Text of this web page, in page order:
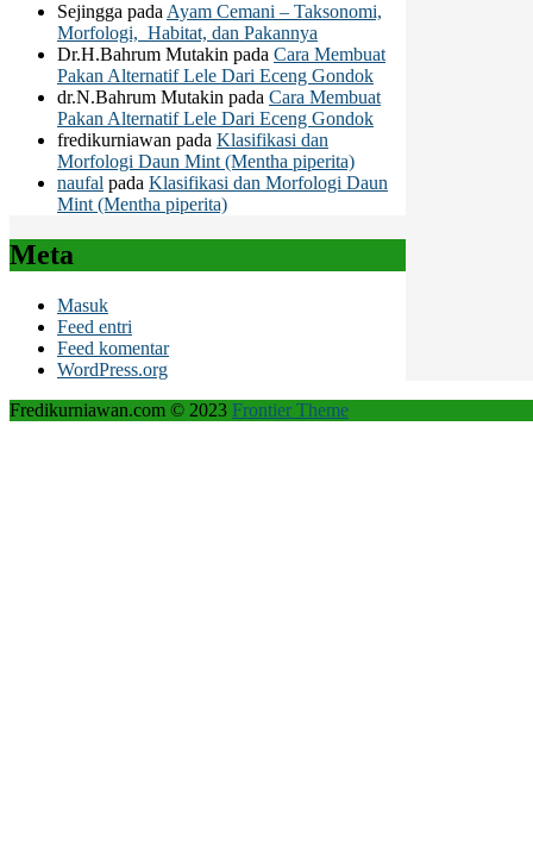
Sejingga pada Ayam Cemani – Taksonomi,
Morfologi, Habitat, dan Pakannya
Dr.H.Bahrum Mutakin pada Cara Membuat
Pakan Alternatif Lele Dari Eceng Gondok
dr.N.Bahrum Mutakin pada Cara Membuat
Pakan Alternatif Lele Dari Eceng Gondok
fredikurniawan pada Klasifikasi dan
Morfologi Daun Mint (Mentha piperita)
naufal pada Klasifikasi dan Morfologi Daun
Mint (Mentha piperita)
Meta
Masuk
Feed entri
Feed komentar
WordPress.org
Fredikurniawan.com © 2023 Frontier Theme